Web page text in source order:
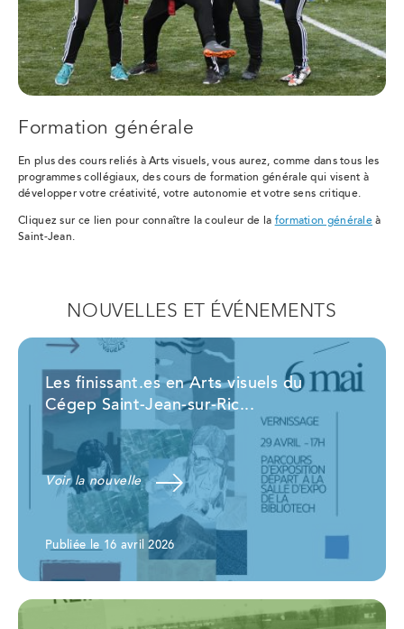
Formation générale
En plus des cours reliés à Arts visuels, vous aurez, comme dans tous les
programmes collégiaux, des cours de formation générale qui visent à
développer votre créativité, votre autonomie et votre sens critique.
Cliquez sur ce lien pour connaître la couleur de la formation générale à
Saint-Jean.
NOUVELLES ET ÉVÉNEMENTS
Les finissant.es en Arts visuels du
Cégep Saint-Jean-sur-Ric...
Voir la nouvelle
Publiée le 16 avril 2026